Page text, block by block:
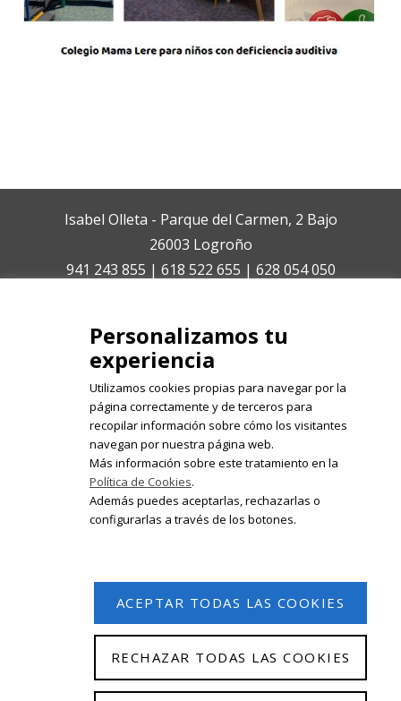
Isabel Olleta - Parque del Carmen, 2 Bajo
26003 Logroño
941 243 855 | 618 522 655 | 628 054 050
Registrate en nuestro boletín de
noticias
© 2026 Isabel Olleta. Todos los derechos reservados.
Personalizamos tu
experiencia
Utilizamos cookies propias para navegar por la
página correctamente y de terceros para
recopilar información sobre cómo los visitantes
navegan por nuestra página web.
Más información sobre este tratamiento en la
Política de Cookies.
Además puedes aceptarlas, rechazarlas o
configurarlas a través de los botones.
ACEPTAR TODAS LAS COOKIES
RECHAZAR TODAS LAS COOKIES